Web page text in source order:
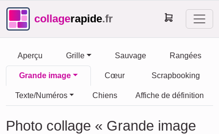
collagerapide.fr
Aperçu Grille Sauvage Rangées
Grande image Cœur Scrapbooking
Texte/Numéros Chiens Affiche de définition
Photo collage « Grande image